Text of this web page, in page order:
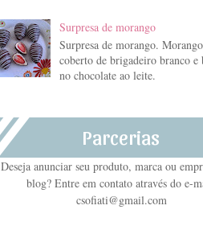
Surpresa de morango
Surpresa de morango.
coberto de brigadeiro branco e
no chocolate ao leite.
Parcerias
Deseja anunciar seu produto, marca ou
blog? Entre em contato através do e-
csofiati@gmail.com